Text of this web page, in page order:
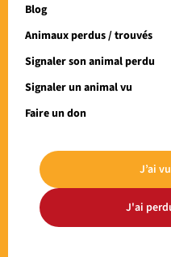
Blog
Animaux perdus / trouvés
Signaler son animal perdu
Signaler un animal vu
Faire un don
J’ai
J'ai